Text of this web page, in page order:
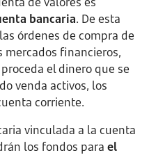
bancaria. De esta
órdenes de compra de
mercados financieros,
el dinero que se
venda activos, los
corriente.
vinculada a la cuenta
los fondos para el